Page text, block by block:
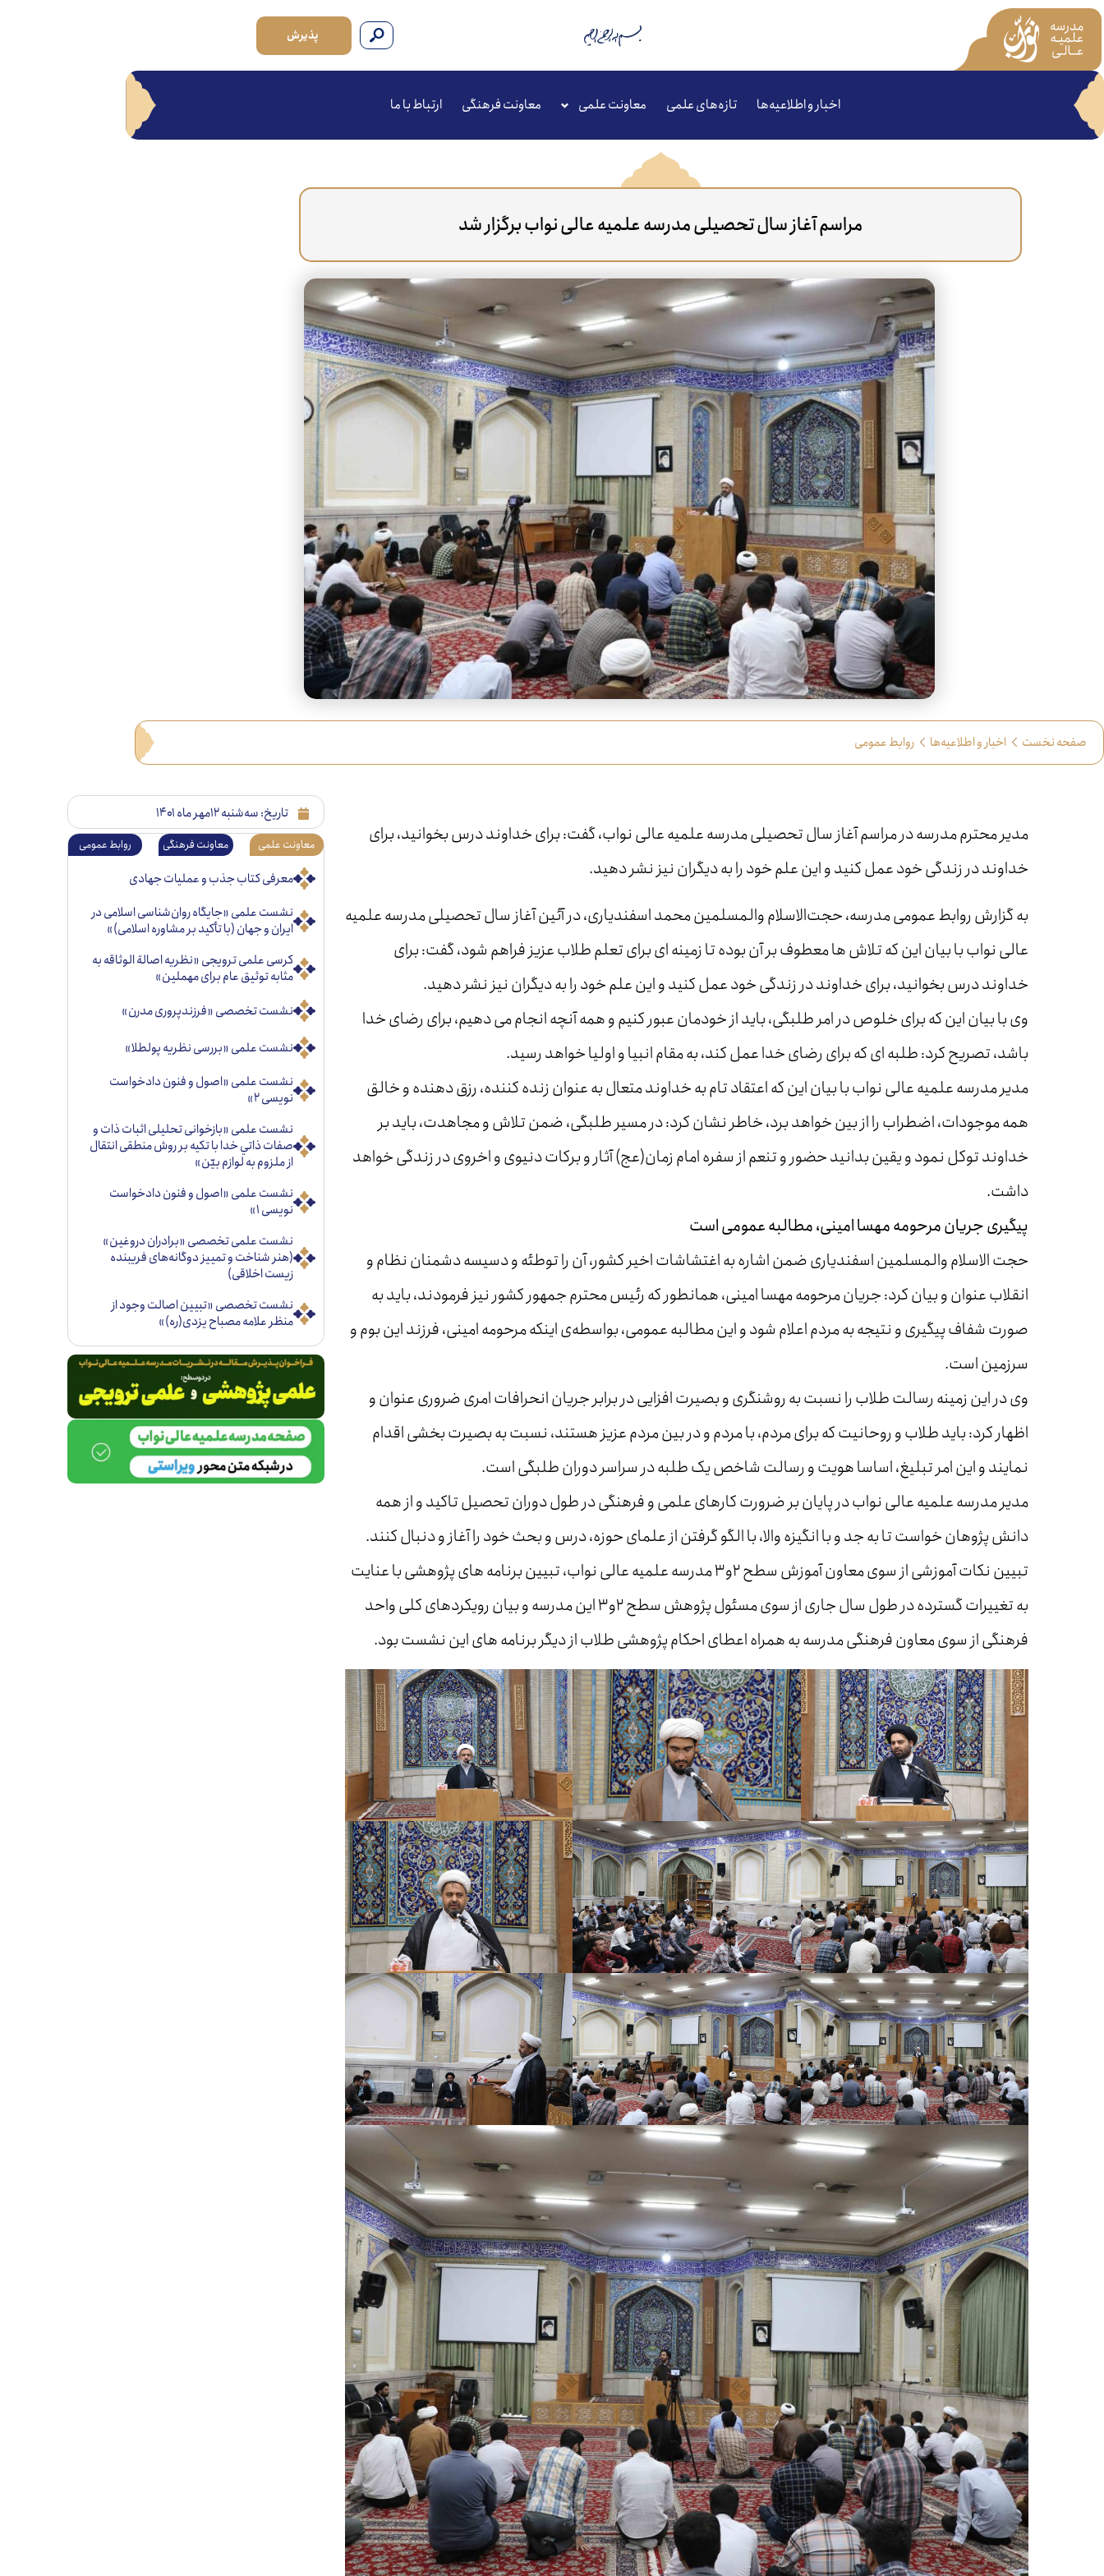
پذیرش
اخبار و اطلاعیه‌ها تازه‌های علمی معاونت علمی معاونت فرهنگی ارتباط با ما
مراسم آغاز سال تحصیلی مدرسه علمیه عالی نواب برگزار شد
صفحه نخست اخبار و اطلاعیه‌ها روابط عمومی
مدیر محترم مدرسه در مراسم آغاز سال تحصیلی مدرسه علمیه عالی نواب، گفت: برای خداوند درس بخوانید، برای
خداوند در زندگی خود عمل کنید و این علم خود را به دیگران نیز نشر دهید.
به گزارش روابط عمومی مدرسه، حجت‌الاسلام والمسلمین محمد اسفندیاری، در آئین آغاز سال تحصیلی مدرسه علمیه
عالی نواب با بیان این که تلاش ها معطوف بر آن بوده تا زمینه ای برای تعلم طلاب عزیز فراهم شود، گفت: برای
خداوند درس بخوانید، برای خداوند در زندگی خود عمل کنید و این علم خود را به دیگران نیز نشر دهید.
وی با بیان این که برای خلوص در امر طلبگی، باید از خودمان عبور کنیم و همه آنچه انجام می دهیم، برای رضای خدا
باشد، تصریح کرد: طلبه ای که برای رضای خدا عمل کند، به مقام انبیا و اولیا خواهد رسید.
مدیر مدرسه علمیه عالی نواب با بیان این که اعتقاد تام به خداوند متعال به عنوان زنده کننده، رزق دهنده و خالق
همه موجودات، اضطراب را از بین خواهد برد، خاطر نشان کرد: در مسیر طلبگی، ضمن تلاش و مجاهدت، باید بر
خداوند توکل نمود و یقین بدانید حضور و تنعم از سفره امام زمان(عج) آثار و برکات دنیوی و اخروی در زندگی خواهد
داشت.
پیگیری جریان مرحومه مهسا امینی، مطالبه عمومی است
حجت الاسلام والمسلمین اسفندیاری ضمن اشاره به اغتشاشات اخیر کشور، آن را توطئه و دسیسه دشمنان نظام و
انقلاب عنوان و بیان کرد: جریان مرحومه مهسا امینی، همانطور که رئیس محترم جمهور کشور نیز فرمودند، باید به
صورت شفاف پیگیری و نتیجه به مردم اعلام شود و این مطالبه عمومی، بواسطه‌ی اینکه مرحومه امینی، فرزند این بوم و
سرزمین است.
وی در این زمینه رسالت طلاب را نسبت به روشنگری و بصیرت افزایی در برابر جریان انحرافات امری ضروری عنوان و
اظهار کرد: باید طلاب و روحانیت که برای مردم، با مردم و در بین مردم عزیز هستند، نسبت به بصیرت بخشی اقدام
نمایند و این امر تبلیغ، اساسا هویت و رسالت شاخص یک طلبه در سراسر دوران طلبگی است.
مدیر مدرسه علمیه عالی نواب در پایان بر ضرورت کارهای علمی و فرهنگی در طول دوران تحصیل تاکید و از همه
دانش پژوهان خواست تا به جد و با انگیزه والا، با الگو گرفتن از علمای حوزه، درس و بحث خود را آغاز و دنبال کنند.
تبیین نکات آموزشی از سوی معاون آموزش سطح ۲و۳ مدرسه علمیه عالی نواب، تبیین برنامه های پژوهشی با عنایت
به تغییرات گسترده در طول سال جاری از سوی مسئول پژوهش سطح ۲و۳ این مدرسه و بیان رویکردهای کلی واحد
فرهنگی از سوی معاون فرهنگی مدرسه به همراه اعطای احکام پژوهشی طلاب از دیگر برنامه های این نشست بود.
تاریخ:سه‌شنبه ۱۲مهر ماه ۱۴۰۱
معاونت علمی معاونت فرهنگی روابط عمومی
معرفی کتاب جذب و عملیات جهادی
نشست علمی «جایگاه روان‌شناسی اسلامی در
ایران و جهان (با تأکید بر مشاوره اسلامی)»
کرسی علمی ترویجی «نظریه اصالة الوثاقه به
مثابه توثیق عام برای مهملین»
نشست تخصصی «فرزندپروری مدرن»
نشست علمی «بررسی نظریه پولطلا»
نشست علمی «اصول و فنون دادخواست
نویسی ۲»
نشست علمی «بازخوانی تحليلی اثبات ذات و
صفات ذاتي خدا با تكيه بر روش منطقی انتقال
از ملزوم به لوازم بيّن»
نشست علمی «اصول و فنون دادخواست
نویسی ۱»
نشست علمی تخصصی «برادران دروغین»
(هنر شناخت و تمییز دوگانه‌های فریبنده
زیست اخلاقی)
نشست تخصصی «تبيين اصالت وجود از
منظر علامه مصباح يزدی(ره)»